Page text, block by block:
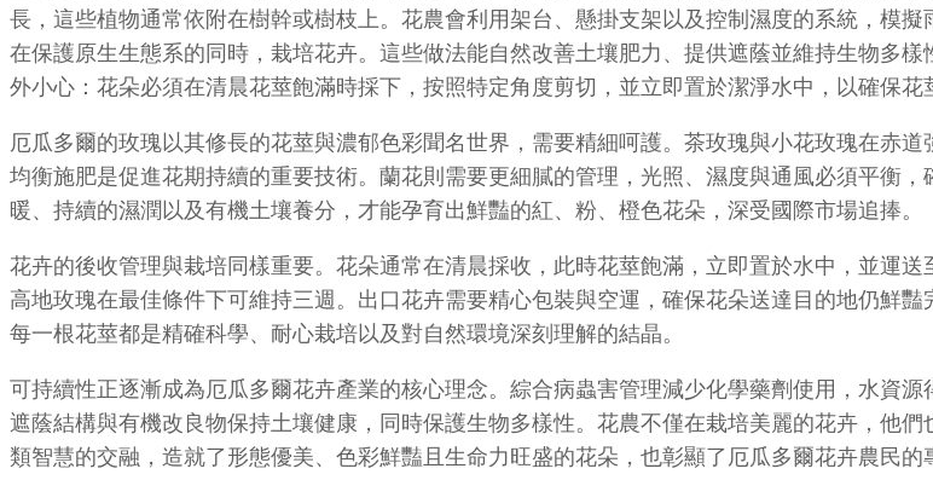
長，這些植物通常依附在樹幹或樹枝上。花農會利用架台、懸掛支架以及控制濕度的系統，模
在保護原生生態系的同時，栽培花卉。這些做法能自然改善土壤肥力、提供遮蔭並維持生物多
外小心：花朵必須在清晨花莖飽滿時採下，按照特定角度剪切，並立即置於潔淨水中，以確保花
厄瓜多爾的玫瑰以其修長的花莖與濃郁色彩聞名世界，需要精細呵護。茶玫瑰與小花玫瑰在赤
均衡施肥是促進花期持續的重要技術。蘭花則需要更細膩的管理，光照、濕度與通風必須平衡
暖、持續的濕潤以及有機土壤養分，才能孕育出鮮豔的紅、粉、橙色花朵，深受國際市場追捧。
花卉的後收管理與栽培同樣重要。花朵通常在清晨採收，此時花莖飽滿，立即置於水中，並運
高地玫瑰在最佳條件下可維持三週。出口花卉需要精心包裝與空運，確保花朵送達目的地仍鮮
每一根花莖都是精確科學、耐心栽培以及對自然環境深刻理解的結晶。
可持續性正逐漸成為厄瓜多爾花卉產業的核心理念。綜合病蟲害管理減少化學藥劑使用，水資
遮蔭結構與有機改良物保持土壤健康，同時保護生物多樣性。花農不僅在栽培美麗的花卉，他
類智慧的交融，造就了形態優美、色彩鮮豔且生命力旺盛的花朵，也彰顯了厄瓜多爾花卉農民的